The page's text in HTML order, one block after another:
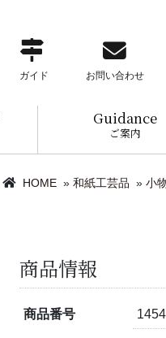
ガイド お問い合わせ
Guidance
ご案内
HOME » 和紙工芸品 » 小
商品情報
商品番号